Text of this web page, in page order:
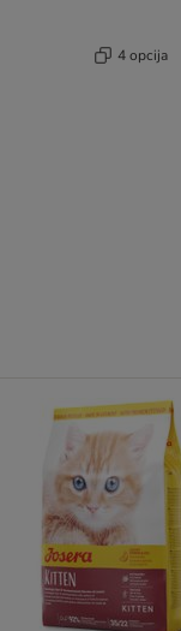
4 opcija